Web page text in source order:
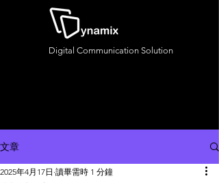
Digital Communication Solution
文章
2025年4月17日 讀畢需時 1 分鐘